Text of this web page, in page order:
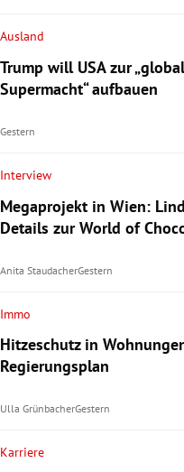
Ausland
Trump will USA zur
Supermacht“ aufbauen
Gestern
Interview
Megaprojekt in Wien:
Details zur World of
Anita StaudacherGestern
Immo
Hitzeschutz in
Regierungsplan
Ulla GrünbacherGestern
Karriere